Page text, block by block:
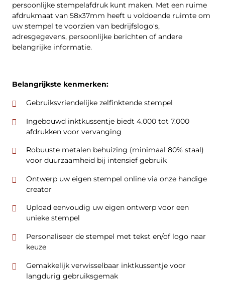
persoonlijke stempelafdruk kunt maken. Met een ruime
afdrukmaat van 58x37mm heeft u voldoende ruimte om
uw stempel te voorzien van bedrijfslogo's,
adresgegevens, persoonlijke berichten of andere
belangrijke informatie.
Belangrijkste kenmerken:
Gebruiksvriendelijke zelfinktende stempel
Ingebouwd inktkussentje biedt 4.000 tot 7.000
afdrukken voor vervanging
Robuuste metalen behuizing (minimaal 80% staal)
voor duurzaamheid bij intensief gebruik
Ontwerp uw eigen stempel online via onze handige
creator
Upload eenvoudig uw eigen ontwerp voor een
unieke stempel
Personaliseer de stempel met tekst en/of logo naar
keuze
Gemakkelijk verwisselbaar inktkussentje voor
langdurig gebruiksgemak